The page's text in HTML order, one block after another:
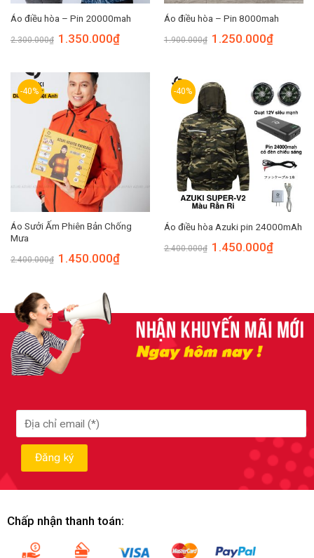
Áo điều hòa – Pin 20000mah
2.300.000₫ 1.350.000₫
Áo điều hòa – Pin 8000mah
1.900.000₫ 1.250.000₫
-40%
Áo Sưởi Ấm Phiên Bản Chống
Mưa
2.400.000₫ 1.450.000₫
-40%
Áo điều hòa Azuki pin 24000mAh
2.400.000₫ 1.450.000₫
Chấp nhận thanh toán: